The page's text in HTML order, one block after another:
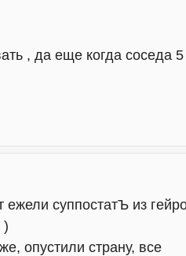
, да еще когда соседа 5
суппостатЪ из
)
опустили страну, все